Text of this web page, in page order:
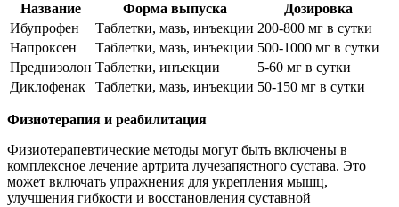
Название
Форма выпуска
Дозировка
Ибупрофен
Таблетки, мазь, инъекции 200-800 мг в сутки
Напроксен
Таблетки, мазь, инъекции 500-1000 мг в сутки
Преднизолон Таблетки, инъекции
5-60 мг в сутки
Диклофенак
Таблетки, мазь, инъекции 50-150 мг в сутки
Физиотерапия и реабилитация
Физиотерапевтические методы могут быть включены в
комплексное лечение артрита лучезапястного сустава. Это
может включать упражнения для укрепления мышц,
улучшения гибкости и восстановления суставной